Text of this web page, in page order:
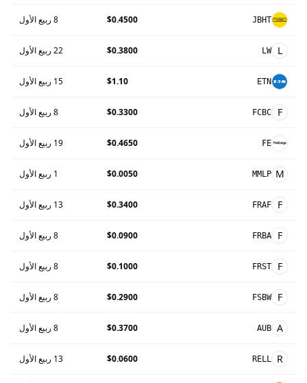
JBHT
$0.4500 8 ربيع الأول
L
LW
$0.3800 22 ربيع الأول
ETN
$1.10 15 ربيع الأول
F
FCBC
$0.3300 8 ربيع الأول
FE
$0.4650 19 ربيع الأول
M
MMLP
$0.0050 1 ربيع الأول
F
FRAF
$0.3400 13 ربيع الأول
F
FRBA
$0.0900 8 ربيع الأول
F
FRST
$0.1000 8 ربيع الأول
F
FSBW
$0.2900 8 ربيع الأول
A
AUB
$0.3700 8 ربيع الأول
R
RELL
$0.0600 13 ربيع الأول